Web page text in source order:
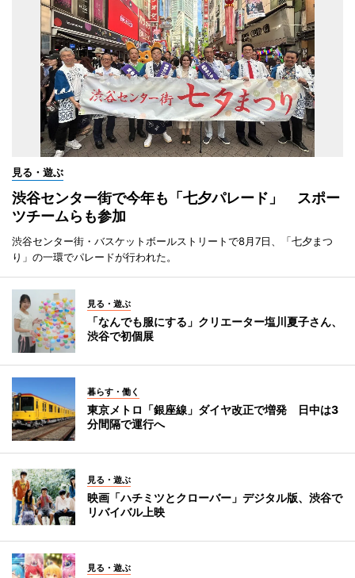
見る・遊ぶ
渋谷センター街で今年も「七夕パレード」 スポー
ツチームらも参加
渋谷センター街・バスケットボールストリートで8月7日、「七夕まつ
り」の一環でパレードが行われた。
見る・遊ぶ
「なんでも服にする」クリエーター塩川夏子さん、
渋谷で初個展
暮らす・働く
東京メトロ「銀座線」ダイヤ改正で増発 日中は3
分間隔で運行へ
見る・遊ぶ
映画「ハチミツとクローバー」デジタル版、渋谷で
リバイバル上映
見る・遊ぶ